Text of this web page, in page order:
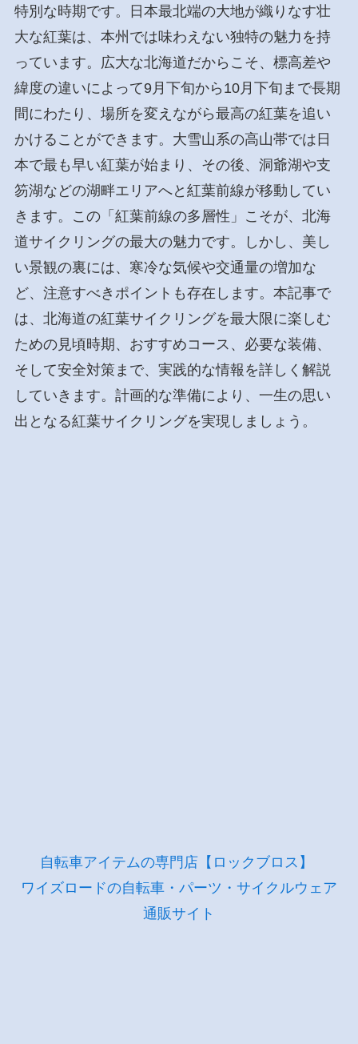
特別な時期です。日本最北端の大地が織りなす壮
大な紅葉は、本州では味わえない独特の魅力を持
っています。広大な北海道だからこそ、標高差や
緯度の違いによって9月下旬から10月下旬まで長期
間にわたり、場所を変えながら最高の紅葉を追い
かけることができます。大雪山系の高山帯では日
本で最も早い紅葉が始まり、その後、洞爺湖や支
笏湖などの湖畔エリアへと紅葉前線が移動してい
きます。この「紅葉前線の多層性」こそが、北海
道サイクリングの最大の魅力です。しかし、美し
い景観の裏には、寒冷な気候や交通量の増加な
ど、注意すべきポイントも存在します。本記事で
は、北海道の紅葉サイクリングを最大限に楽しむ
ための見頃時期、おすすめコース、必要な装備、
そして安全対策まで、実践的な情報を詳しく解説
していきます。計画的な準備により、一生の思い
出となる紅葉サイクリングを実現しましょう。
自転車アイテムの専門店【ロックブロス】
ワイズロードの自転車・パーツ・サイクルウェア
通販サイト